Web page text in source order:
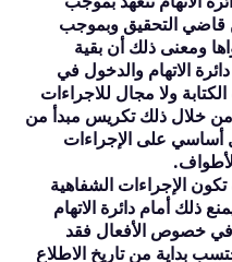
قاضي التحقيق وبموجب
ومعنى ذلك أن بقية
الاتهام والدخول في
ولا مجال للاجراءات
من خلال ذلك تكريس مبدأ من
أساسي على الإجراءات
الإجراءات الشفاهية
ذلك أمام دائرة الاتهام
في خصوص الأفعال فقد
بداية من تاريخ الاطلاع